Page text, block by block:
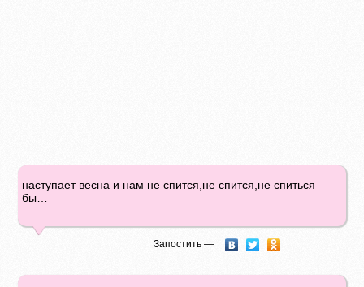
наступает весна и нам не спится,не спится,не спиться
бы…
Запостить —